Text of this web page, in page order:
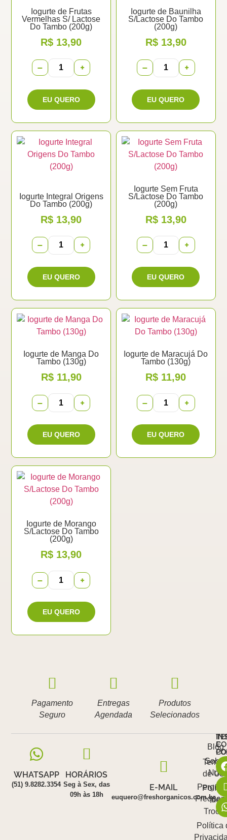
Iogurte de Frutas
Vermelhas S/ Lactose
Do Tambo (200g)
R$ 13,90
− +
Iogurte de Baunilha
S/Lactose Do Tambo
(200g)
R$13,90
− +
Iogurte Integral Origens
Do Tambo (200g)
R$ 13,90
− +
Iogurte Sem Fruta
S/Lactose Do Tambo
(200g)
R$13,90
− +
Iogurte de Manga Do
Tambo (130g)
R$11,90
− +
Iogurte de Maracujá Do
Tambo (130g)
R$ 11,90
− +
Iogurte de Morango
S/Lactose Do Tambo
(200g)
R$ 13,90
− +
Pagamento
Seguro
Entregas
Agendada
Produtos
Selecionados
WHATSAPP
(51) 9.8282.3354 E-MAIL
euquero@freshorganicos.com.br
HORÁRIOS
Seg à Sex, das
09h às 18h
Blog
Sobre
Nós
E
de
de
Política